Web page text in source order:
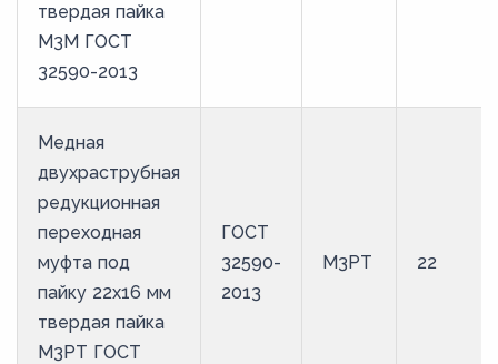
твердая пайка
М3М ГОСТ
32590-2013
Медная
двухраструбная
редукционная
переходная
муфта под
пайку 22х16 мм
твердая пайка
М3РТ ГОСТ
ГОСТ
32590-
2013
М3РТ 22